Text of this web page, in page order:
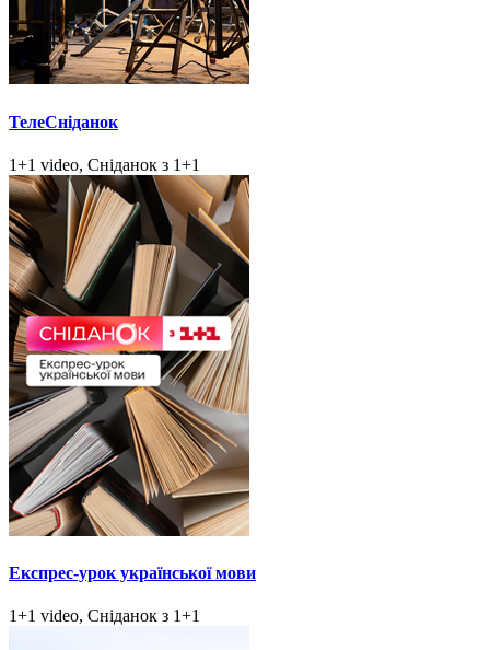
ТелеСніданок
1+1 video, Сніданок з 1+1
Експрес-урок української мови
1+1 video, Сніданок з 1+1